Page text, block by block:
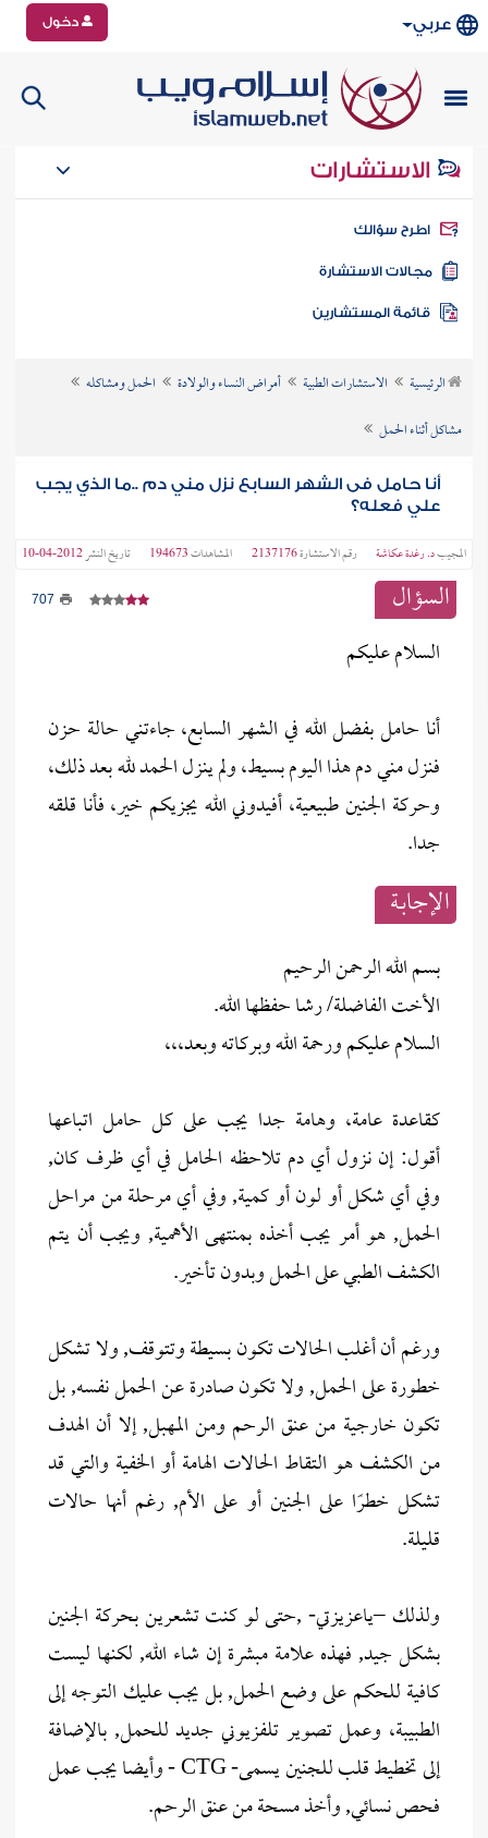
عربي دخول
الاستشارات
سؤالك
الاستشارة
الرئيسية الاستشارات الطبية أمراض النساء والولادة
الحمل ومشاكله
مشاكل أثناء الحمل
أنا حامل فى الشهر السابع نزل مني دم ..ما الذي يجب
علي فعله؟
المجيبد. رغدة عكاشة رقم الاستشارة2137176 المشاهدات194673 تاريخ النشر2012-04-10
السؤال 707
السلام عليكم
أنا حامل بفضل الله في الشهر السابع، جاءتني حالة حزن
فنزل مني دم هذا اليوم بسيط، ولم ينزل الحمد لله بعد ذلك،
وحركة الجنين طبيعية، أفيدوني الله يجزيكم خير، فأنا قلقه
جدا.
الإجابــة
بسم الله الرحمن الرحيم
الأخت الفاضلة/ رشا حفظها الله.
السلام عليكم ورحمة الله وبركاته وبعد،،،
كقاعدة عامة، وهامة جدا يجب على كل حامل اتباعها
أقول: إن نزول أي دم تلاحظه الحامل في أي ظرف كان,
وفي أي شكل أو لون أو كمية, وفي أي مرحلة من مراحل
الحمل, هو أمر يجب أخذه بمنتهى الأهمية, ويجب أن يتم
الكشف الطبي على الحمل وبدون تأخير.
ورغم أن أغلب الحالات تكون بسيطة وتتوقف, ولا تشكل
خطورة على الحمل, ولا تكون صادرة عن الحمل نفسه, بل
تكون خارجية من عنق الرحم ومن المهبل, إلا أن الهدف
من الكشف هو التقاط الحالات الهامة أو الخفية والتي قد
تشكل خطرًا على الجنين أو على الأم, رغم أنها حالات
قليلة.
ولذلك –ياعزيزتي- ,حتى لو كنت تشعرين بحركة الجنين
بشكل جيد, فهذه علامة مبشرة إن شاء الله, لكنها ليست
كافية للحكم على وضع الحمل, بل يجب عليك التوجه إلى
الطبيبة، وعمل تصوير تلفزيوني جديد للحمل, بالإضافة
إلى تخطيط قلب للجنين يسمى- CTG - وأيضا يجب عمل
فحص نسائي, وأخذ مسحة من عنق الرحم.